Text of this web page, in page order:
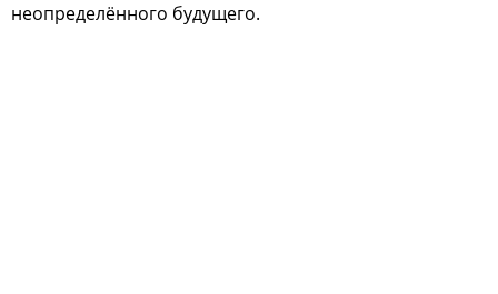
неопределённого будущего.